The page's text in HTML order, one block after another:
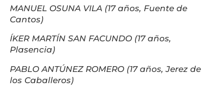
MANUEL OSUNA VILA (17 años, Fuente de
Cantos)
ÍKER MARTÍN SAN FACUNDO (17 años,
Plasencia)
PABLO ANTÚNEZ ROMERO (17 años, Jerez de
los Caballeros)